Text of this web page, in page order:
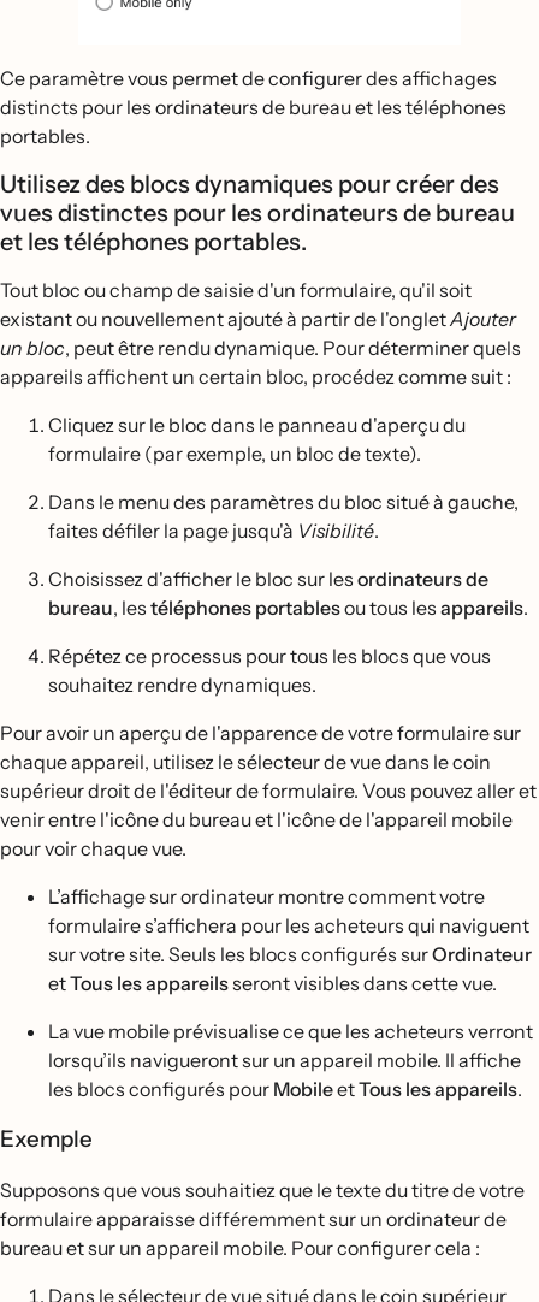
Ce paramètre vous permet de configurer des affichages
distincts pour les ordinateurs de bureau et les téléphones
portables.
Utilisez des blocs dynamiques pour créer des
vues distinctes pour les ordinateurs de bureau
et les téléphones portables.
Tout bloc ou champ de saisie d'un formulaire, qu'il soit
existant ou nouvellement ajouté à partir de l'ongletAjouter
un bloc, peut être rendu dynamique. Pour déterminer quels
appareils affichent un certain bloc, procédez comme suit :
Cliquez sur le bloc dans le panneau d'aperçu du
formulaire (par exemple, un bloc de texte).
Dans le menu des paramètres du bloc situé à gauche,
faites défiler la page jusqu'à Visibilité.
Choisissez d'afficher le bloc sur les ordinateurs de
bureau, les téléphones portablesou tous les appareils.
Répétez ce processus pour tous les blocs que vous
souhaitez rendre dynamiques.
Pour avoir un aperçu de l'apparence de votre formulaire sur
chaque appareil, utilisez le sélecteur de vue dans le coin
supérieur droit de l'éditeur de formulaire. Vous pouvez aller et
venir entre l'icône du bureau et l'icône de l'appareil mobile
pour voir chaque vue.
L’affichage sur ordinateur montre comment votre
formulaire s’affichera pour les acheteurs qui naviguent
sur votre site. Seuls les blocs configurés surOrdinateur
etTous les appareilsseront visibles dans cette vue.
La vue mobile prévisualise ce que les acheteurs verront
lorsqu’ils navigueront sur un appareil mobile. Il affiche
les blocs configurés pour MobileetTous les appareils.
Exemple
Supposons que vous souhaitiez que le texte du titre de votre
formulaire apparaisse différemment sur un ordinateur de
bureau et sur un appareil mobile. Pour configurer cela :
Dans le sélecteur de vue situé dans le coin supérieur